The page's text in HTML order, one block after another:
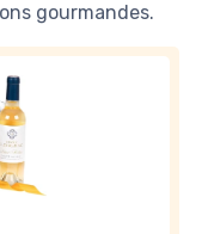
gourmandes.